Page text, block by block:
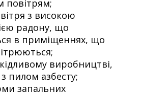
повітрям;
з високою
радону, що
в приміщеннях, що
виробництві,
пилом азбесту;
запальних